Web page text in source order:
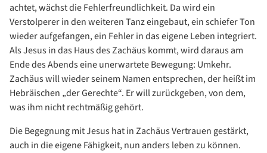
achtet, wächst die Fehlerfreundlichkeit. Da wird ein
Verstolperer in den weiteren Tanz eingebaut, ein schiefer Ton
wieder aufgefangen, ein Fehler in das eigene Leben integriert.
Als Jesus in das Haus des Zachäus kommt, wird daraus am
Ende des Abends eine unerwartete Bewegung: Umkehr.
Zachäus will wieder seinem Namen entsprechen, der heißt im
Hebräischen „der Gerechte“. Er will zurückgeben, von dem,
was ihm nicht rechtmäßig gehört.
Die Begegnung mit Jesus hat in Zachäus Vertrauen gestärkt,
auch in die eigene Fähigkeit, nun anders leben zu können.